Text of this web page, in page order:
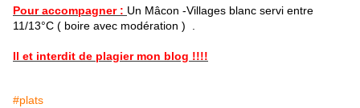
Pour accompagner : Un Mâcon -Villages blanc servi entre
11/13°C ( boire avec modération ) .
Il et interdit de plagier mon blog !!!!
#plats